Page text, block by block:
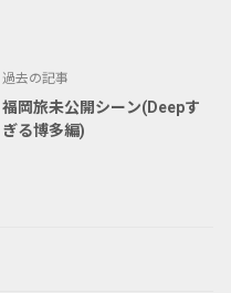
てるよ。
み物が不可欠なので仕方な
過去の記事
福岡旅未公開シーン(Deepす
ぎる博多編)